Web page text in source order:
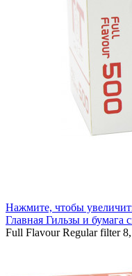
Нажмите, чтобы
Главная Гильзы и бумага
Full Flavour Regular filter